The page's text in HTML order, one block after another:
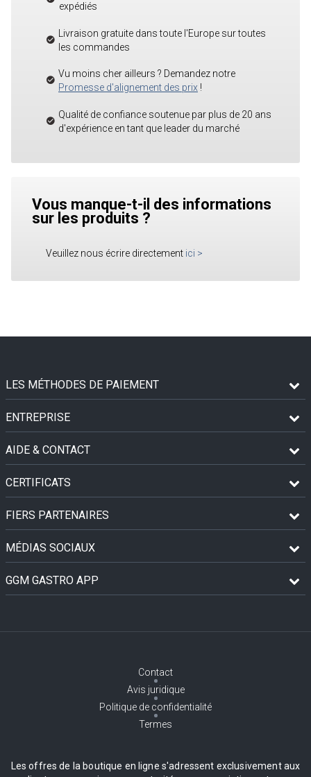
expédiés
Livraison gratuite dans toute l'Europe sur toutes
les commandes
Vu moins cher ailleurs ? Demandez notre
Promesse d'alignement des prix !
Qualité de confiance soutenue par plus de 20 ans
d'expérience en tant que leader du marché
Vous manque-t-il des informations
sur les produits ?
Veuillez nous écrire directement ici >
LES MÉTHODES DE PAIEMENT
ENTREPRISE
AIDE & CONTACT
CERTIFICATS
FIERS PARTENAIRES
MÉDIAS SOCIAUX
GGM GASTRO APP
Contact
Avis juridique
Politique de confidentialité
Termes
Les offres de la boutique en ligne s'adressent exclusivement aux